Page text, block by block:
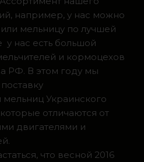
например, у нас можно
мельницу по лучшей
у нас есть большой
и кормоцехов
РФ. В этом году мы
Украинского
отличаются от
двигателями и
что весной 2016